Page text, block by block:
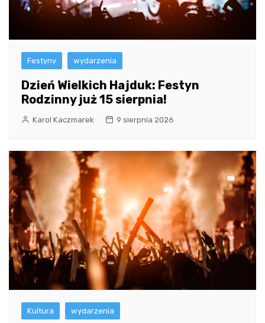
Festyny wydarzenia
Dzień Wielkich Hajduk: Festyn
Rodzinny już 15 sierpnia!
Karol Kaczmarek 9 sierpnia 2026
Kultura wydarzenia